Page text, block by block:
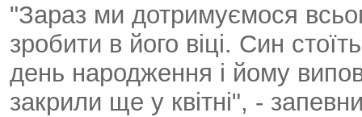
"Зараз ми дотримуємося
зробити в його віці. Син
день народження і йому
закрили ще у квітні", -